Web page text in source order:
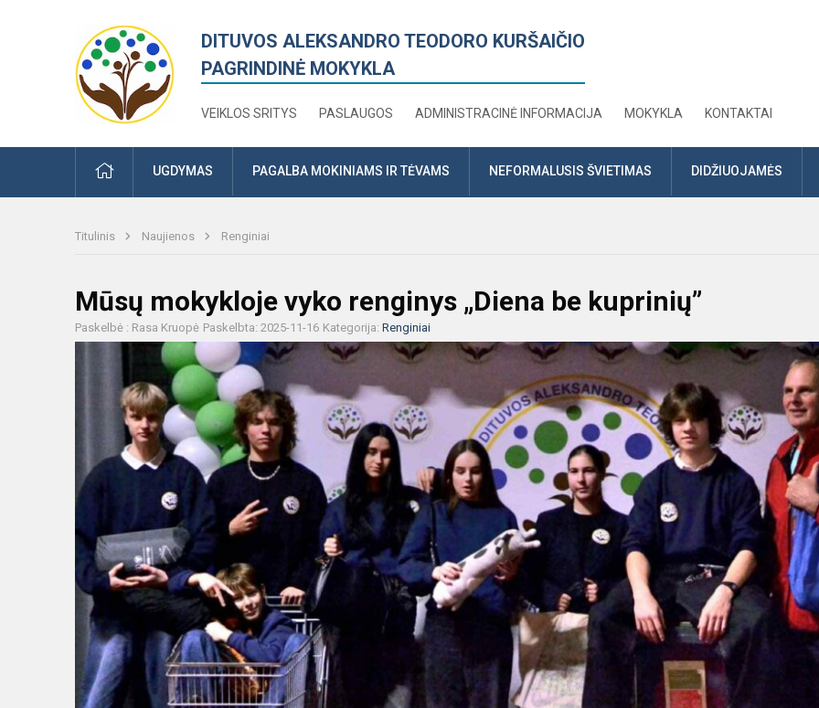
DITUVOS ALEKSANDRO TEODORO KURŠAIČIO
PAGRINDINĖ MOKYKLA
VEIKLOS SRITYS PASLAUGOS ADMINISTRACINĖ INFORMACIJA MOKYKLA KONTAKTAI
PRADŽIAUGDYMAS PAGALBA MOKINIAMS IR TĖVAMS NEFORMALUSIS ŠVIETIMAS DIDŽIUOJAMĖS
Titulinis Naujienos Renginiai
Mūsų mokykloje vyko renginys „Diena be kuprinių”
Paskelbė : Rasa Kruopė Paskelbta: 2025-11-16 Kategorija: Renginiai